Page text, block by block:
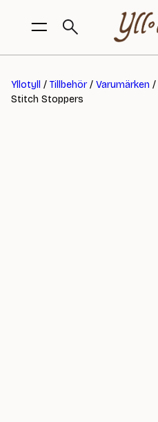
Yllotyll / Tillbehör/ Varumärken /
Stitch Stoppers